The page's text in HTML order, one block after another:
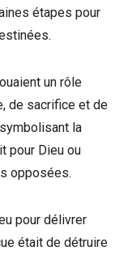
étapes pour
un rôle
de sacrifice et de
la
pour Dieu ou
opposées.
pour délivrer
était de détruire